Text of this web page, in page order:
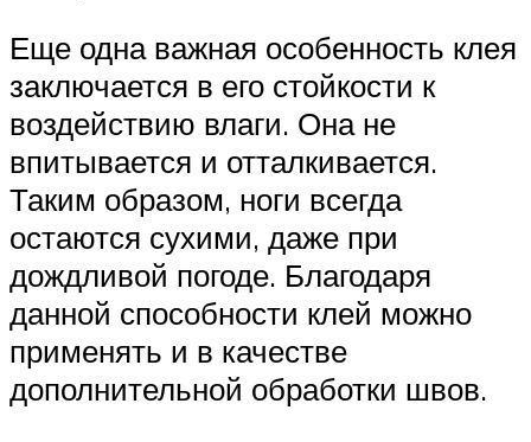
Еще одна важная особенность клея
заключается в его стойкости к
воздействию влаги. Она не
впитывается и отталкивается.
Таким образом, ноги всегда
остаются сухими, даже при
дождливой погоде. Благодаря
данной способности клей можно
применять и в качестве
дополнительной обработки швов.